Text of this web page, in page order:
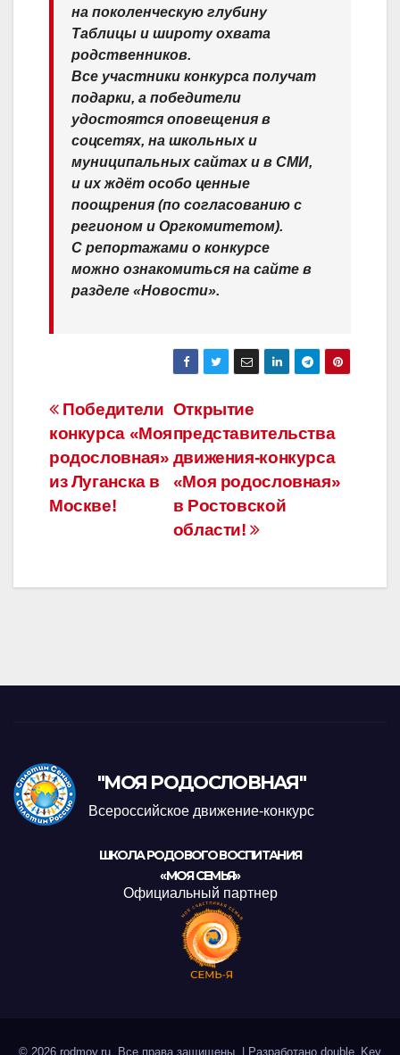
на поколенческую глубину
Таблицы и широту охвата
родственников.
Все участники конкурса получат
подарки, а победители
удостоятся оповещения в
соцсетях, на школьных и
муниципальных сайтах и в СМИ,
и их ждёт особо ценные
поощрения (по согласованию с
регионом и Оргкомитетом).
С репортажами о конкурсе
можно ознакомиться на сайте в
разделе «Новости».
Навигация
по
записям
Открытие
представительства
движения-конкурса
«Моя родословная»
в Ростовской
области!
Победители
конкурса «Моя
родословная»
из Луганска в
Москве!
"МОЯ РОДОСЛОВНАЯ"
Всероссийское движение-конкурс
ШКОЛА РОДОВОГО ВОСПИТАНИЯ
«МОЯ СЕМЬЯ»
Официальный партнер
© 2026 rodmoy.ru. Все права защищены. Разработано double_Key